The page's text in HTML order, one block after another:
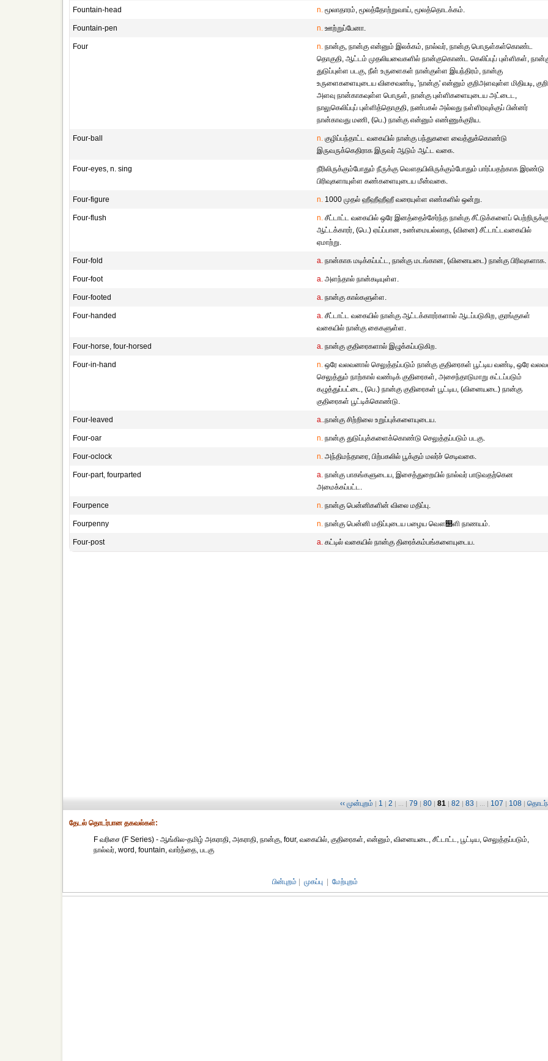
Fountain-head n. மூலாதாரம், மூலத்தோற்றுவாய், மூலத்தொடக்கம்.
Fountain-pen n. ஊற்றுப்பேனா.
Four n. நான்கு, நான்கு என்னும் இலக்கம், நால்வர், நான்கு பொருள்கள்கொண்ட
தொகுதி, ஆட்டம் முதலியவைகளில் நான்குகொண்ட கெலிப்புப் புள்ளிகள்,
துடுப்புள்ள படகு, நீள் உருளைகள் நான்குள்ள இயந்திரம், நான்கு
உருளைகளையுடைய விசைவண்டி, 'நான்கு' என்னும் குறிஅளவுள்ள மிதியடி, குறி
அளவு நான்காகவுள்ள பொருள், நான்கு புள்ளிகளையுடைய அட்டைட,
நாலுகெலிப்புப் புள்ளித்தொகுதி, நண்பகல் அல்லது நள்ளிரவுக்குப் பின்னர்
நான்காவது மணி, (பெ.) நான்கு என்னும் எண்ணுக்குரிய.
Four-ball n. குழிப்பந்தாட்ட வகையில் நான்கு பந்துகளை வைத்துக்கொண்டு
இருவருக்கெதிராக இருவர் ஆடும் ஆட்ட வகை.
Four-eyes, n. sing
நீரிலிருக்கும்போதும் நீருக்கு வௌதயிலிருக்கும்போதும் பார்ப்பதற்காக இரண்டு
பிரிவுகளாயுள்ள கண்களையுடைய மீன்வகை.
Four-figure n. 1000 முதல் ஹீஹீஹீஹீ வரையுள்ள எண்களில் ஒன்று.
Four-flush n. சீட்டாட்ட வகையில் ஒரே இனத்தைச்சேர்ந்த நான்கு சீட்டுக்களைப்
ஆட்டக்காரர், (பெ.) ஏய்ப்பான, உண்மையல்லாத, (வினை) சீட்டாட்டவகையில்
ஏமாற்று.
Four-fold a. நான்காக மடிக்கப்பட்ட, நான்கு மடங்கான, (வினையடை) நான்கு பிரிவுகளாக.
Four-foot a. அளந்தால் நான்கடியுள்ள.
Four-footed a. நான்கு கால்களுள்ள.
Four-handed a. சீட்டாட்ட வகையில் நான்கு ஆட்டக்காரர்களால் ஆடப்படுகிற, குரங்குகள்
வகையில் நான்கு கைகளுள்ள.
Four-horse, four-horsed a. நான்கு குதிரைகளால் இழுக்கப்படுகிற.
Four-in-hand n. ஒரே வலவனால் செலுத்தப்படும் நான்கு குதிரைகள் பூட்டிய வண்டி, ஒரே
செலுத்தும் நாற்கால் வண்டிக் குதிரைகள், அசைந்தாடுமாறு கட்டப்படும்
கழுத்துப்பட்டை, (பெ.) நான்கு குதிரைகள் பூட்டிய, (வினையடை) நான்கு
குதிரைகள் பூட்டிக்கொண்டு.
Four-leaved a..நான்கு சிற்றிலை உறுப்புக்களையுடைய.
Four-oar n. நான்கு துடுப்புக்களைக்கொண்டு செலுத்தப்படும் படகு.
Four-oclock n. அந்திமந்தாரை, பிற்பகலில் பூக்கும் மலர்ச் செடிவகை.
Four-part, fourparted a. நான்கு பாகங்களுடைய, இசைத்துறையில் நால்வர் பாடுவதற்கென
அமைக்கப்பட்ட.
Fourpence n. நான்கு பென்னிகளின் விலை மதிப்பு.
Fourpenny n. நான்கு பென்னி மதிப்புடைய பழைய வௌ஢ளி நாணயம்.
Four-post a. கட்டில் வகையில் நான்கு திரைக்கம்பங்களையுடைய.
‹‹ முன்புறம் | 1 | 2 | ... | 79 | 80 | 81 | 82 | 83 | ... | 107 | 108 |
தேட‌ல் தொட‌ர்பான தகவ‌ல்க‌ள்:
F வரிசை (F Series) - ஆங்கில-தமிழ் அகராதி, அகராதி, நான்கு, four, வகையில், குதிரைகள், என்னும், வினையடை, சீட்டாட்ட, பூட்டிய, செலுத்தப்படும்,
நால்வர், word, fountain, வார்த்தை, படகு
பின்புறம் முகப்பு மேற்புறம்